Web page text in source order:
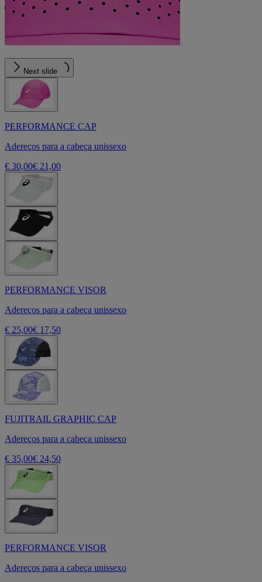
Next slide
PERFORMANCE CAP
Adereços para a cabeça unissexo
€ 30,00€ 21,00
PERFORMANCE VISOR
Adereços para a cabeça unissexo
€ 25,00€ 17,50
FUJITRAIL GRAPHIC CAP
Adereços para a cabeça unissexo
€ 35,00€ 24,50
PERFORMANCE VISOR
Adereços para a cabeça unissexo